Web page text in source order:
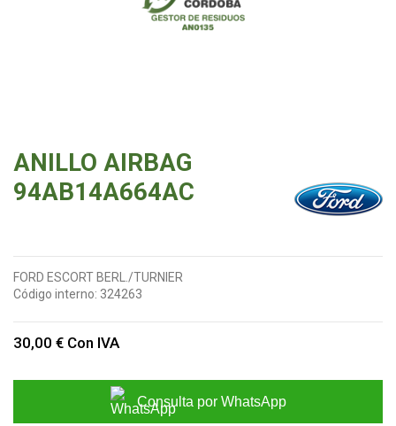
ANILLO AIRBAG
94AB14A664AC
FORD ESCORT BERL./TURNIER
Código interno: 324263
30,00 € Con IVA
Consulta por WhatsApp